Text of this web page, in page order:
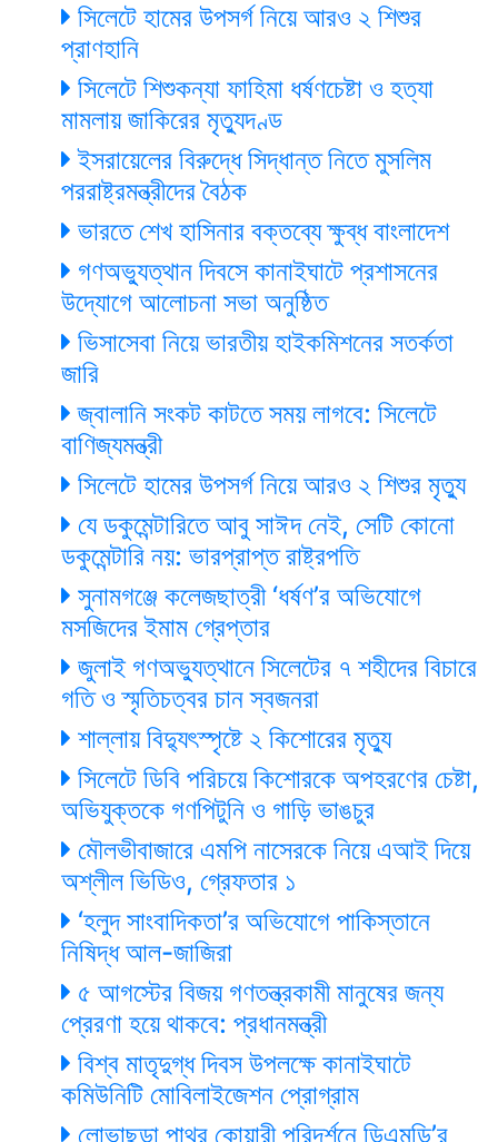
সিলেটে হামের উপসর্গ নিয়ে আরও ২ শিশুর
প্রাণহানি
সিলেটে শিশুকন্যা ফাহিমা ধর্ষণচেষ্টা ও হত্যা
মামলায় জাকিরের মৃত্যুদণ্ড
ইসরায়েলের বিরুদ্ধে সিদ্ধান্ত নিতে মুসলিম
পররাষ্ট্রমন্ত্রীদের বৈঠক
ভারতে শেখ হাসিনার বক্তব্যে ক্ষুব্ধ বাংলাদেশ
গণঅভ্যুত্থান দিবসে কানাইঘাটে প্রশাসনের
উদ্যোগে আলোচনা সভা অনুষ্ঠিত
ভিসাসেবা নিয়ে ভারতীয় হাইকমিশনের সতর্কতা
জারি
জ্বালানি সংকট কাটতে সময় লাগবে: সিলেটে
বাণিজ্যমন্ত্রী
সিলেটে হামের উপসর্গ নিয়ে আরও ২ শিশুর মৃত্যু
যে ডকুমেন্টারিতে আবু সাঈদ নেই, সেটি কোনো
ডকুমেন্টারি নয়: ভারপ্রাপ্ত রাষ্ট্রপতি
সুনামগঞ্জে কলেজছাত্রী ‘ধর্ষণ’র অভিযোগে
মসজিদের ইমাম গ্রেপ্তার
জুলাই গণঅভ্যুত্থানে সিলেটের ৭ শহীদের বিচারে
গতি ও স্মৃতিচত্বর চান স্বজনরা
শাল্লায় বিদ্যুৎস্পৃষ্টে ২ কিশোরের মৃত্যু
সিলেটে ডিবি পরিচয়ে কিশোরকে অপহরণের চেষ্টা,
অভিযুক্তকে গণপিটুনি ও গাড়ি ভাঙচুর
মৌলভীবাজারে এমপি নাসেরকে নিয়ে এআই দিয়ে
অশ্লীল ভিডিও, গ্রেফতার ১
‘হলুদ সাংবাদিকতা’র অভিযোগে পাকিস্তানে
নিষিদ্ধ আল-জাজিরা
৫ আগস্টের বিজয় গণতন্ত্রকামী মানুষের জন্য
প্রেরণা হয়ে থাকবে: প্রধানমন্ত্রী
বিশ্ব মাতৃদুগ্ধ দিবস উপলক্ষে কানাইঘাটে
কমিউনিটি মোবিলাইজেশন প্রোগ্রাম
লোভাছড়া পাথর কোয়ারী পরিদর্শনে ডিএমডি’র